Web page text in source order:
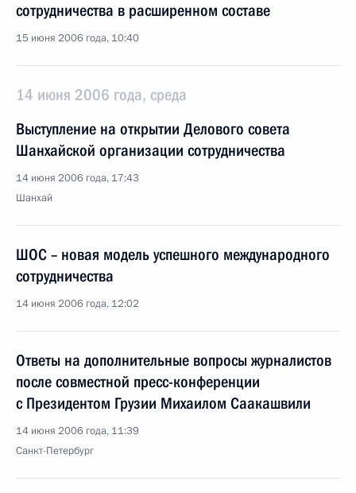
сотрудничества в расширенном составе
15 июня 2006 года, 10:40
14 июня 2006 года, среда
Выступление на открытии Делового совета
Шанхайской организации сотрудничества
14 июня 2006 года, 17:43
Шанхай
ШОС – новая модель успешного международного
сотрудничества
14 июня 2006 года, 12:02
Ответы на дополнительные вопросы журналистов
после совместной пресс-конференции
с Президентом Грузии Михаилом Саакашвили
14 июня 2006 года, 11:39
Санкт-Петербург